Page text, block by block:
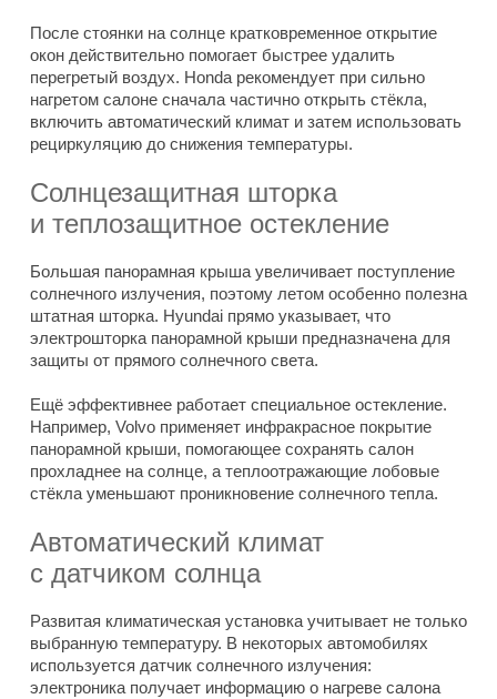
После стоянки на солнце кратковременное открытие
окон действительно помогает быстрее удалить
перегретый воздух. Honda рекомендует при сильно
нагретом салоне сначала частично открыть стёкла,
включить автоматический климат и затем использовать
рециркуляцию до снижения температуры.
Солнцезащитная шторка
и теплозащитное остекление
Большая панорамная крыша увеличивает поступление
солнечного излучения, поэтому летом особенно полезна
штатная шторка. Hyundai прямо указывает, что
электрошторка панорамной крыши предназначена для
защиты от прямого солнечного света.
Ещё эффективнее работает специальное остекление.
Например, Volvo применяет инфракрасное покрытие
панорамной крыши, помогающее сохранять салон
прохладнее на солнце, а теплоотражающие лобовые
стёкла уменьшают проникновение солнечного тепла.
Автоматический климат
с датчиком солнца
Развитая климатическая установка учитывает не только
выбранную температуру. В некоторых автомобилях
используется датчик солнечного излучения:
электроника получает информацию о нагреве салона